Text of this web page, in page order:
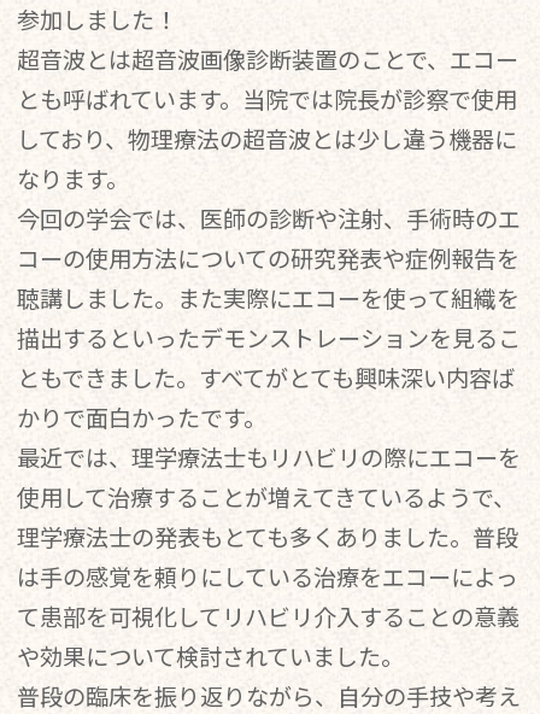
参加しました！
超音波とは超音波画像診断装置のことで、エコー
とも呼ばれています。当院では院長が診察で使用
しており、物理療法の超音波とは少し違う機器に
なります。
今回の学会では、医師の診断や注射、手術時のエ
コーの使用方法についての研究発表や症例報告を
聴講しました。また実際にエコーを使って組織を
描出するといったデモンストレーションを見るこ
ともできました。すべてがとても興味深い内容ば
かりで面白かったです。
最近では、理学療法士もリハビリの際にエコーを
使用して治療することが増えてきているようで、
理学療法士の発表もとても多くありました。普段
は手の感覚を頼りにしている治療をエコーによっ
て患部を可視化してリハビリ介入することの意義
や効果について検討されていました。
普段の臨床を振り返りながら、自分の手技や考え